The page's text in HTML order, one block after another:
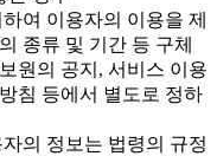
여 이용자의 이용을 제
종류 및 기간 등 구체
원의 공지, 서비스 이용
침 등에서 별도로 정하
의 정보는 법령의 규정